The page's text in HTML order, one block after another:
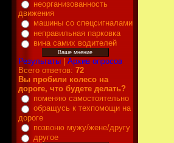
неорганизованность
движения
машины со спецсигналами
неправильная парковка
вина самих водителей
Результаты| Архив опросов
Всего ответов: 72
Вы пробили колесо на
дороге, что будете делать?
поменяю самостоятельно
обращусь к техпомощи на
дороге
позвоню мужу/жене/другу
другое